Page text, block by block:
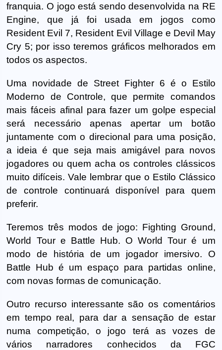
franquia. O jogo está sendo desenvolvida na RE
Engine, que já foi usada em jogos como
Resident Evil 7, Resident Evil Village e Devil May
Cry 5; por isso teremos gráficos melhorados em
todos os aspectos.
Uma novidade de Street Fighter 6 é o Estilo
Moderno de Controle, que permite comandos
mais fáceis afinal para fazer um golpe especial
será necessário apenas apertar um botão
juntamente com o direcional para uma posição,
a ideia é que seja mais amigável para novos
jogadores ou quem acha os controles clássicos
muito difíceis. Vale lembrar que o Estilo Clássico
de controle continuará disponível para quem
preferir.
Teremos três modos de jogo: Fighting Ground,
World Tour e Battle Hub. O World Tour é um
modo de história de um jogador imersivo. O
Battle Hub é um espaço para partidas online,
com novas formas de comunicação.
Outro recurso interessante são os comentários
em tempo real, para dar a sensação de estar
numa competição, o jogo terá as vozes de
vários narradores conhecidos da FGC